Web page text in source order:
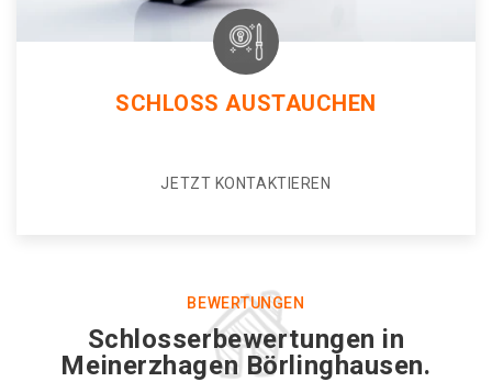
SCHLOSS AUSTAUCHEN
JETZT KONTAKTIEREN
BEWERTUNGEN
Schlosserbewertungen in
Meinerzhagen Börlinghausen.